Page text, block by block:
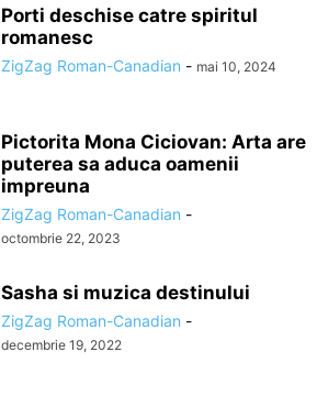
Porti deschise catre spiritul
romanesc
ZigZag Roman-Canadian - mai 10, 2024
Pictorita Mona Ciciovan: Arta are
puterea sa aduca oamenii
impreuna
ZigZag Roman-Canadian -
octombrie 22, 2023
Sasha si muzica destinului
ZigZag Roman-Canadian -
decembrie 19, 2022